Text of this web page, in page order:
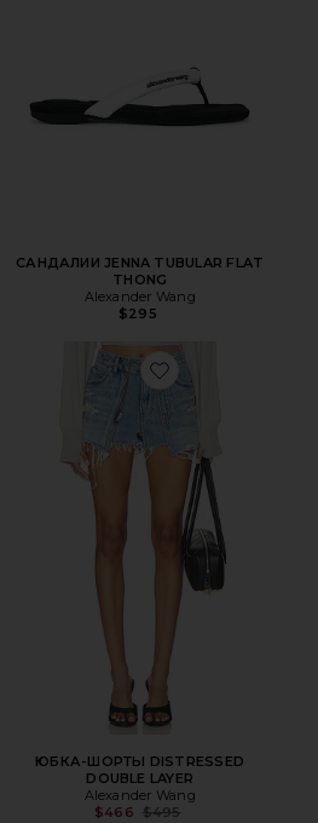
САНДАЛИИ JENNA TUBULAR FLAT
THONG
Alexander Wang
$295
Favorite ЮБКА-ШОРТЫ
ЮБКА-ШОРТЫ DISTRESSED
DOUBLE LAYER
Alexander Wang
$466 Previous price:
$495